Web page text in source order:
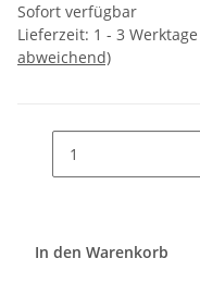
Sofort verfügbar
Lieferzeit: 1 - 3 Werktage
abweichend)
In den Warenkorb